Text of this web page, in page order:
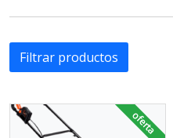
Filtrar productos
oferta